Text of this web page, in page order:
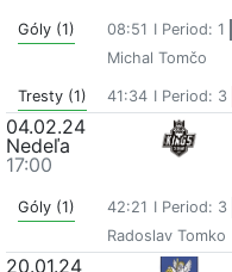
Góly (1) 08:51 I Period: 1
Michal Tomčo
Tresty (1) 41:34 I Period: 3
04.02.24
Nedeľa
17:00
Góly (1) 42:21 I Period: 3
Radoslav Tomko
20.01.24